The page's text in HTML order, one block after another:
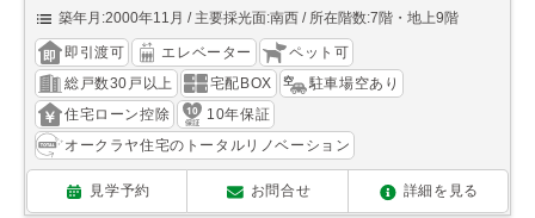
築年月:2000年11月
主要採光面:南西 所在階数:7階・地上9階
即引渡可 エレベーター
ペット可
総戸数30戸以上
宅配BOX
駐車場空あり
住宅ローン控除
10年保証
オークラヤ住宅のトータルリノベーション
見学予約 お問合せ 詳細を見る